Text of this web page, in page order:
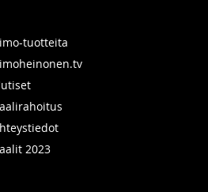
tuotteita
2023